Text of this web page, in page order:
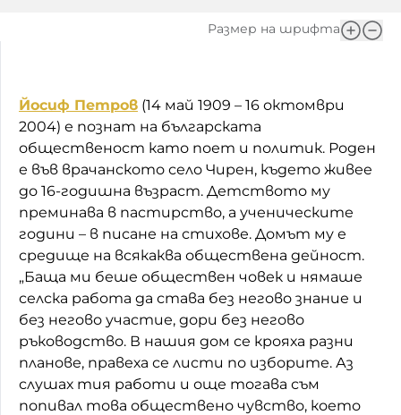
Размер на шрифта
Йосиф Петров (14 май 1909 – 16 октомври
2004) е познат на българската
общественост като поет и политик. Роден
е във врачанското село Чирен, където живее
до 16-годишна възраст. Детството му
преминава в пастирство, а ученическите
години – в писане на стихове. Домът му е
средище на всякаква обществена дейност.
„Баща ми беше обществен човек и нямаше
селска работа да става без негово знание и
без негово участие, дори без негово
ръководство. В нашия дом се крояха разни
планове, правеха се листи по изборите. Аз
слушах тия работи и още тогава съм
попивал това обществено чувство, което